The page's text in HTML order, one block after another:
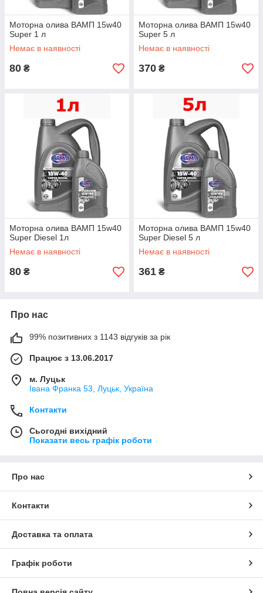
Моторна олива BАМП 15w40
Super 1 л
Немає в наявності
80 ₴
Моторна олива BАМП 15w40
Super 5 л
Немає в наявності
370 ₴
Моторна олива ВАМП 15w40
Super Diesel 1л
Немає в наявності
80 ₴
Моторна олива BАМП 15w40
Super Diesel 5 л
Немає в наявності
361 ₴
Про нас
99% позитивних з 1143 відгуків за рік
Працює з 13.06.2017
м. Луцьк
Івана Франка 53, Луцьк, Україна
Контакти
Сьогодні вихідний
Показати весь графік роботи
Про нас
Контакти
Доставка та оплата
Графік роботи